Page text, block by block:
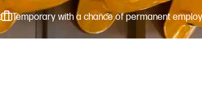
Temporary with a chance of permanent